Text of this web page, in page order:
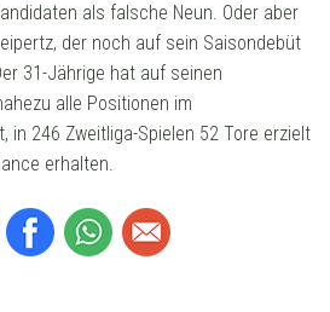
als falsche Neun. Oder aber
der noch auf sein Saisondebüt
31-Jährige hat auf seinen
alle Positionen im
in 246 Zweitliga-Spielen 52 Tore erzielt
erhalten.